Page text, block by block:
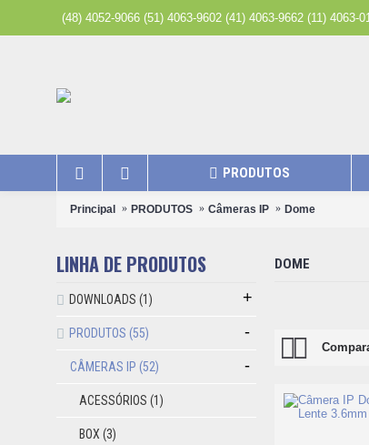
(48) 4052-9066 (51) 4063-9602 (41) 4063-9662 (11) 4063-
PRODUTOS
Principal PRODUTOS Câmeras IP Dome
LINHA DE PRODUTOS
DOWNLOADS (1) +
PRODUTOS (55) -
CÂMERAS IP (52) -
ACESSÓRIOS (1)
BOX (3)
DOME